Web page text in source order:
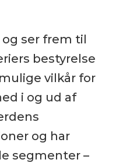
ser frem til
bestyrelse
vilkår for
i og ud af
og har
segmenter –